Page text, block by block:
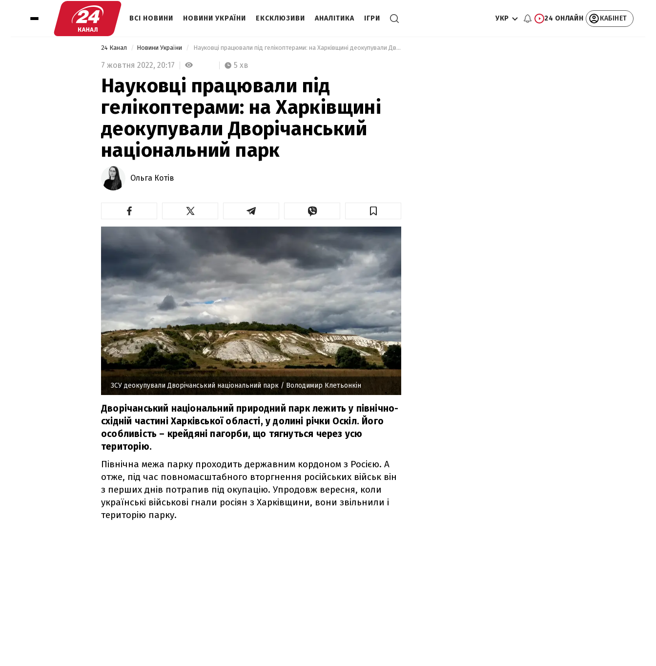
ВСІ НОВИНИ НОВИНИ УКРАЇНИ ЕКСКЛЮЗИВИ АНАЛІТИКА ІГРИ УКР 24 ОНЛАЙН КАБІНЕТ
24 Канал Новини України Науковці працювали під гелікоптерами: на Харківщині деокупували Дворічанський національний парк
7 жовтня 2022, 20:17 5 хв
Науковці працювали під
гелікоптерами: на Харківщині
деокупували Дворічанський
національний парк
Ольга Котів
ЗСУ деокупували Дворічанський національний парк / Володимир Клетьонкін
Дворічанський національний природний парк лежить у північно-
східній частині Харківської області, у долині річки Оскіл. Його
особливість – крейдяні пагорби, що тягнуться через усю
територію.
Північна межа парку проходить державним кордоном з Росією. А
отже, під час повномасштабного вторгнення російських військ він
з перших днів потрапив під окупацію. Упродовж вересня, коли
українські військові гнали росіян з Харківщини, вони звільнили і
територію парку.